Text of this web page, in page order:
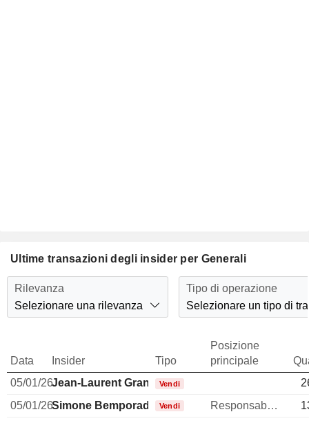
Ultime transazioni degli insider per Generali
Rilevanza
Selezionare una rilevanza
Tipo di operazione
Selezionare un tipo di
Data Insider Tipo
Posizione
principale
05/01/26Jean-Laurent GranierVendi
05/01/26Simone Bemporad Vendi Responsabile della comunicazione